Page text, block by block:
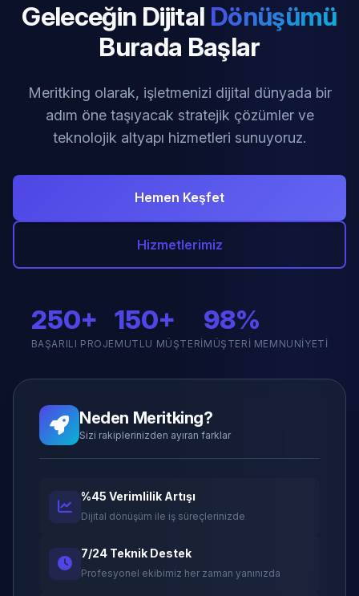
Geleceğin Dijital Dönüşümü
Burada Başlar
Meritking olarak, işletmenizi dijital dünyada bir
adım öne taşıyacak stratejik çözümler ve
teknolojik altyapı hizmetleri sunuyoruz.
Hemen Keşfet
Hizmetlerimiz
250+
BAŞARILI PROJE
150+
MUTLU MÜŞTERI
98%
MÜŞTERI MEMNUNIYETI
Neden Meritking?
Sizi rakiplerinizden ayıran farklar
%45 Verimlilik Artışı
Dijital dönüşüm ile iş süreçlerinizde
7/24 Teknik Destek
Profesyonel ekibimiz her zaman yanınızda